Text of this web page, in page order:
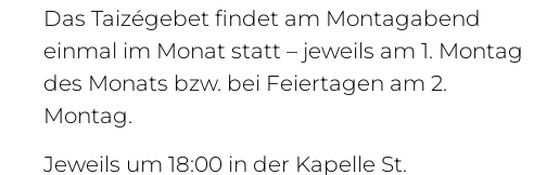
Das Taizégebet findet am Montagabend
einmal im Monat statt – jeweils am 1. Montag
des Monats bzw. bei Feiertagen am 2.
Montag.
Jeweils um 18:00 in der Kapelle St.